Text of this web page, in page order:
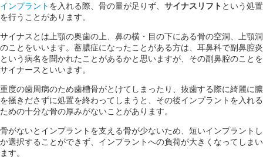
インプラント を入れる際、骨の量が足りず、 サイナスリフト という処置
を行うことがあります。
サイナスとは上顎の奥歯の上、鼻の横・目の下にある骨の空洞、上顎洞
のことをいいます。蓄膿症になったことがある方は、耳鼻科で副鼻腔炎
という病名を聞かれたことがあるかと思いますが、その副鼻腔のことを
サイナースといいます。
重度の歯周病のため歯槽骨がとけてしまったり、抜歯する際に綺麗に膿
を掻きださずに処置を終わってしまうと、その後インプラントを入れる
ための十分な骨の厚みがないことがあります。
骨がないとインプラントを支える骨が少ないため、短いインプラントし
か選択することができず、インプラントへの負荷が大きくなってしまい
ます。